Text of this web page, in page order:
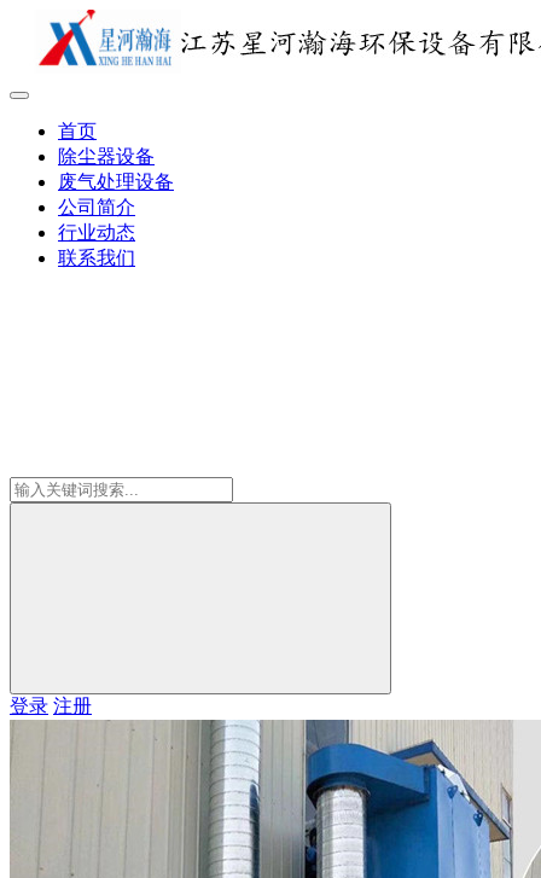
首页
除尘器设备
废气处理设备
公司简介
行业动态
联系我们
登录 注册